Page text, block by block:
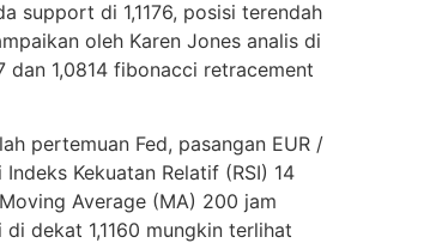
support di 1,1176, posisi terendah
oleh Karen Jones analis di
dan 1,0814 fibonacci retracement
pertemuan Fed, pasangan EUR /
Kekuatan Relatif (RSI) 14
Average (MA) 200 jam
dekat 1,1160 mungkin terlihat